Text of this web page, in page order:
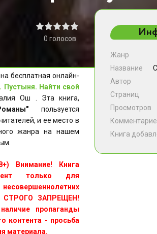
0 голосов
бесплатная онлайн-
Пустыня. Найти свой
Ош . Эта книга,
пользуется
и ее место в
жанра на нашем
Внимание! Книга
только для
СТРОГО ЗАПРЕЩЕН!
пропаганды
контента - просьба
материала.
Жанр
Название
Автор
Страниц
Просмотров
Книга